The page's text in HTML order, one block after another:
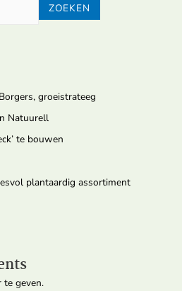
ZOEKEN
groeistrateeg
Natuurell
te bouwen
plantaardig assortiment
te geven.